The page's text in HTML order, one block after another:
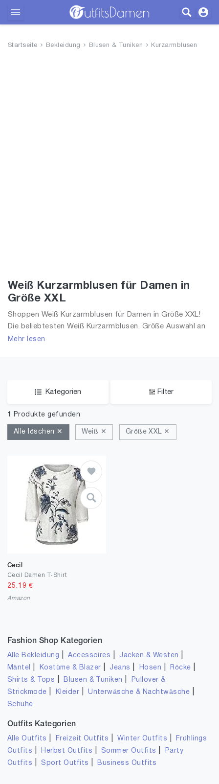
Startseite Bekleidung Blusen & Tuniken Kurzarmblusen
Weiß Kurzarmblusen für Damen in
Größe XXL
Shoppen Weiß Kurzarmblusen für Damen in Größe XXL!
Die beliebtesten Weiß Kurzarmblusen. Größe Auswahl an
Weiß Kurzarmblusen in Größe XXL und alle Trends aus
Mehr lesen
Kategorien Filter
1 Produkte gefunden
Alle löschen ✕ Weiß ✕ Größe XXL ✕
Cecil
Cecil Damen T-Shirt
25.19 €
Amazon
Fashion Shop Kategorien
Alle Bekleidung |Accessoires Jacken & Westen
Mäntel Kostüme & Blazer Jeans Hosen Röcke
Shirts & Tops Blusen & Tuniken
Pullover &
Strickmode
Kleider |Unterwäsche & Nachtwäsche
Schuhe
Outfits Kategorien
Alle Outfits Freizeit Outfits |Winter Outfits
Frühlings
Outfits
Herbst Outfits Sommer Outfits
Party
Outfits
Sport Outfits Business Outfits